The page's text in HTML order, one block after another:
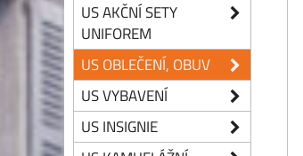
US AKČNÍ SETY
UNIFOREM
US OBLEČENÍ, OBUV
US VYBAVENÍ
US INSIGNIE